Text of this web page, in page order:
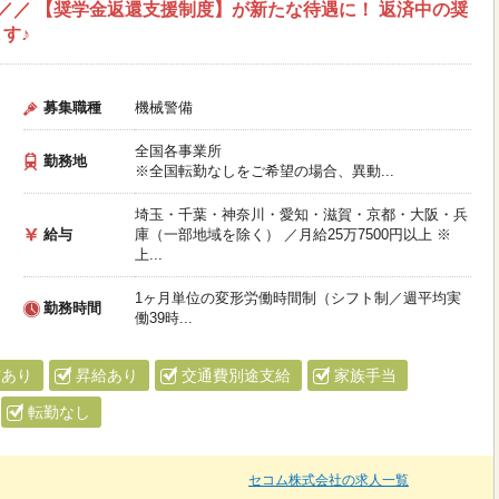
／ 【奨学金返還支援制度】が新たな待遇に！ 返済中の奨
♪
募集職種 機械警備
勤務地
全国各事業所
※全国転勤なしをご希望の場合、異動...
給与
埼玉・千葉・神奈川・愛知・滋賀・京都・大阪・兵
庫（一部地域を除く） ／月給25万7500円以上 ※
上...
勤務時間
1ヶ月単位の変形労働時間制（シフト制／週平均実
働39時...
り 昇給あり 交通費別途支給 家族手当
転勤なし
セコム株式会社の求人一覧